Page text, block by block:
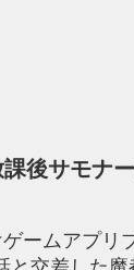
後サモナ
ームアプリ